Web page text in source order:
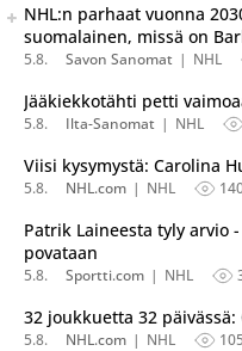
Seuraava uutinen on
Listaa uutisen kaikki versiot
NHL:n parhaat vuonna
suomalainen, missä on
5.8. Savon Sanomat NHL
Jääkiekkotähti petti
5.8. Ilta-Sanomat NHL
Viisi kysymystä: Carolina
5.8. NHL.com NHL
Patrik Laineesta tyly arvio
povataan
5.8. Sportti.com NHL
32 joukkuetta 32
5.8. NHL.com NHL 105